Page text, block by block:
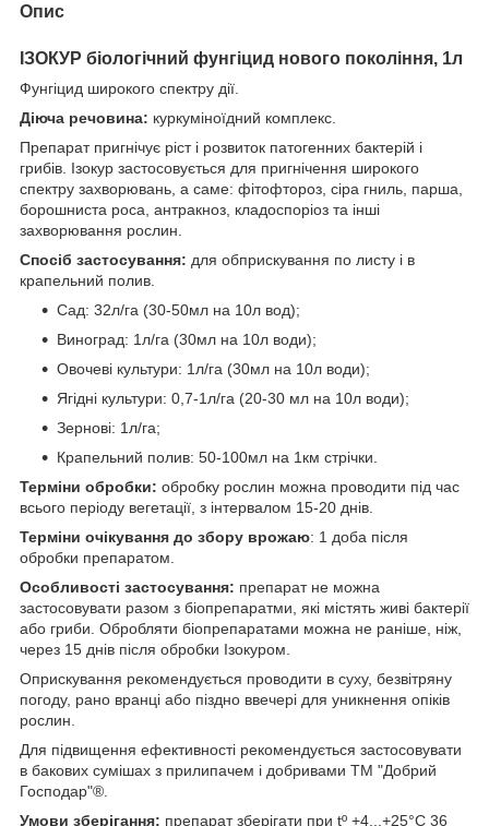
Опис
ІЗОКУР біологічний фунгіцид нового покоління, 1л
Фунгіцид широкого спектру дії.
Діюча речовина: куркуміноїдний комплекс.
Препарат пригнічує ріст і розвиток патогенних бактерій і
грибів. Ізокур застосовується для пригнічення широкого
спектру захворювань, а саме: фітофтороз, сіра гниль, парша,
борошниста роса, антракноз, кладоспоріоз та інші
захворювання рослин.
Спосіб застосування: для обприскування по листу і в
крапельний полив.
Сад: 32л/га (30-50мл на 10л вод);
Виноград: 1л/га (30мл на 10л води);
Овочеві культури: 1л/га (30мл на 10л води);
Ягідні культури: 0,7-1л/га (20-30 мл на 10л води);
Зернові: 1л/га;
Крапельний полив: 50-100мл на 1км стрічки.
Терміни обробки: обробку рослин можна проводити під час
всього періоду вегетації, з інтервалом 15-20 днів.
Терміни очікування до збору врожаю: 1 доба після
обробки препаратом.
Особливості застосування: препарат не можна
застосовувати разом з біопрепаратми, які містять живі бактерії
або гриби. Обробляти біопрепаратами можна не раніше, ніж,
через 15 днів після обробки Ізокуром.
Оприскування рекомендується проводити в суху, безвітряну
погоду, рано вранці або піздно ввечері для уникнення опіків
рослин.
Для підвищення ефективності рекомендується застосовувати
в бакових сумішах з прилипачем і добривами ТМ "Добрий
Господар"®.
Умови зберігання: препарат зберігати при tº +4...+25°С 36